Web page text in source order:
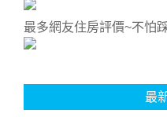
最多網友住房評價~不怕
最